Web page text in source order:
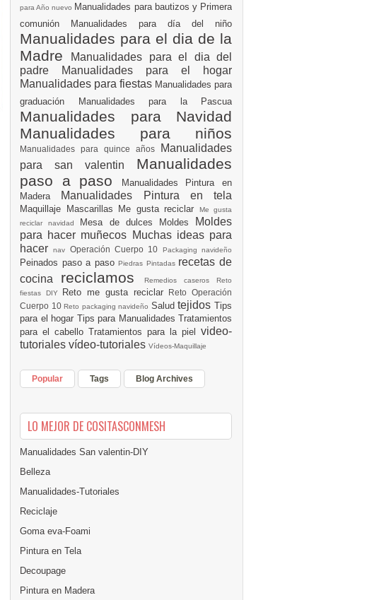
para Año nuevo Manualidades para bautizos y Primera
comunión Manualidades para día del niño
Manualidades para el dia de la
Madre
Manualidades para el dia del
padre
Manualidades para el hogar
Manualidades para fiestas Manualidades para
graduación Manualidades para la Pascua
Manualidades para Navidad
Manualidades para niños
Manualidades para quince años
Manualidades
para san valentin Manualidades
paso a paso
Manualidades Pintura en
Madera
Manualidades Pintura en tela
Maquillaje Mascarillas Me gusta reciclar
Me gusta
reciclar navidad Mesa de dulces Moldes
Moldes
para hacer muñecos Muchas ideas para
hacernav Operación Cuerpo 10 Packaging navideño
Peinados paso a pasoPiedras Pintadas recetas de
cocina reciclamos Remedios caseros Reto
fiestas DIY Reto me gusta reciclar
Reto Operación
Cuerpo 10Reto packaging navideño SaludtejidosTips
para el hogar Tips para Manualidades Tratamientos
para el cabello Tratamientos para la piel video-
tutoriales vídeo-tutoriales Vídeos-Maquillaje
Popular Tags Blog Archives
LO MEJOR DE COSITASCONMESH
Manualidades San valentin-DIY
Belleza
Manualidades-Tutoriales
Reciclaje
Goma eva-Foami
Pintura en Tela
Decoupage
Pintura en Madera